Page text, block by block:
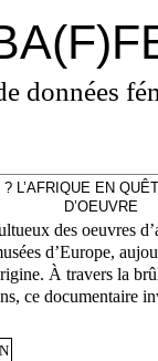
données
? L’AFRIQUE EN
D’OEUVRE
des oeuvres
d’Europe,
À travers la
ce documentaire